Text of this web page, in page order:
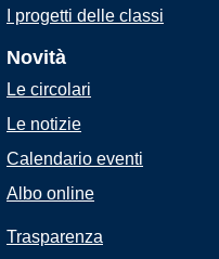
I progetti delle classi
Novità
Le circolari
Le notizie
Calendario eventi
Albo online
Trasparenza